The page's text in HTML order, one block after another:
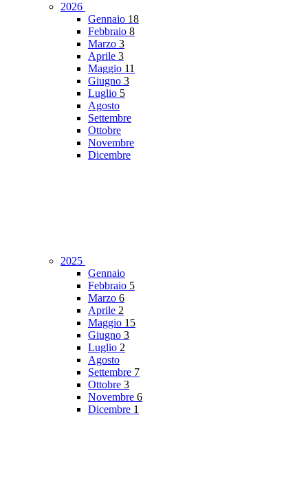
2026
Gennaio 18
Febbraio 8
Marzo 3
Aprile 3
Maggio 11
Giugno 3
Luglio 5
Agosto
Settembre
Ottobre
Novembre
Dicembre
2025
Gennaio
Febbraio 5
Marzo 6
Aprile 2
Maggio 15
Giugno 3
Luglio 2
Agosto
Settembre 7
Ottobre 3
Novembre 6
Dicembre 1